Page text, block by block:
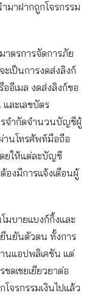
มาฝากถูกโจรกรรม
าตรการจัดการภัย
เป็นการงดส่งลิงก์
อีเมล งดส่งลิงก์ขอ
ละเลขบัตร
จำกัดจำนวนบัญชีผู้
านโทรศัพท์มือถือ
ดยให้แต่ละบัญชี
องมีการแจ้งเตือนผู้
บายแบงก์กิ้งและ
นยันตัวตน ทั้งการ
นแอปพลิเคชัน แต่
ดเชยเยียวยาต่อ
จรกรรมเงินไปแล้ว